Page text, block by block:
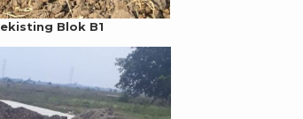
Blok B1